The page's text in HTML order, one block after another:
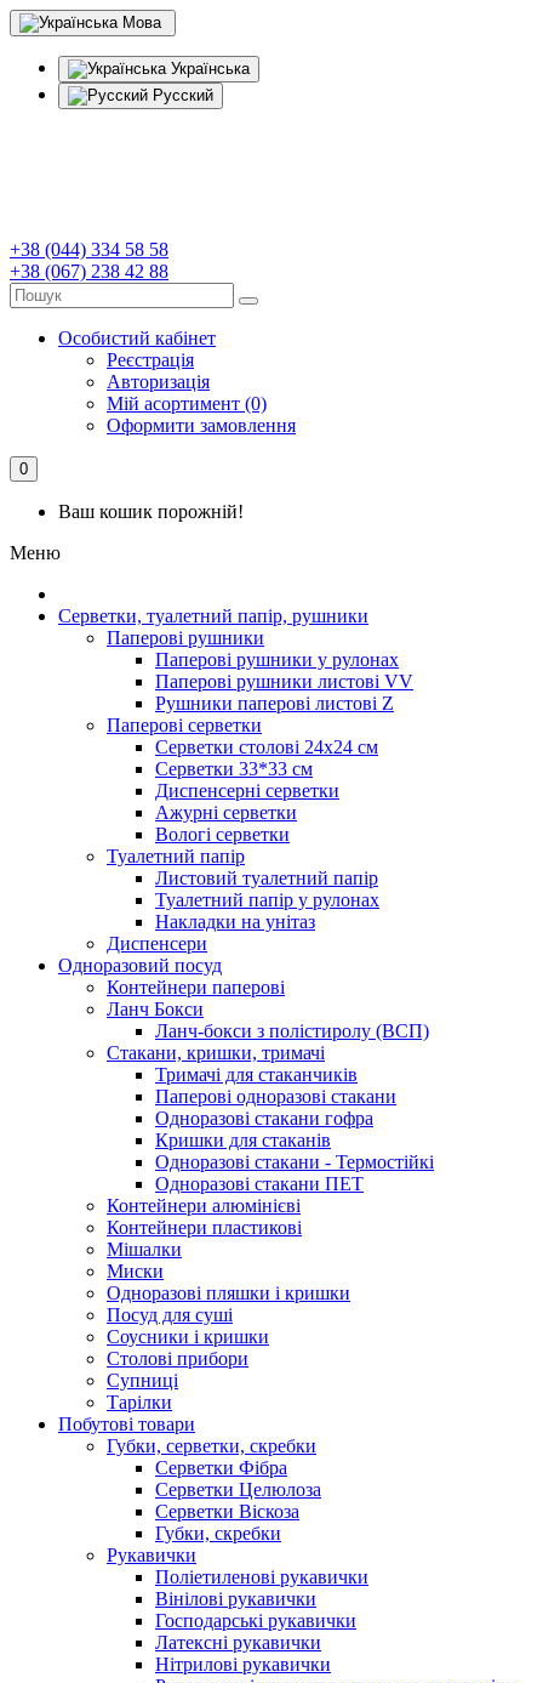
Мова
Українська
Русский
+38 (044) 334 58 58
+38 (067) 238 42 88
Особистий кабінет
Реєстрація
Авторизація
Мій асортимент (0)
Оформити замовлення
0
Ваш кошик порожній!
Меню
Серветки, туалетний папір, рушники
Паперові рушники
Паперові рушники у рулонах
Паперові рушники листові VV
Рушники паперові листові Z
Паперові серветки
Серветки столові 24х24 см
Серветки 33*33 см
Диспенсерні серветки
Ажурні серветки
Вологі серветки
Туалетний папір
Листовий туалетний папір
Туалетний папір у рулонах
Накладки на унітаз
Диспенсери
Одноразовий посуд
Контейнери паперові
Ланч Бокси
Ланч-бокси з полістиролу (ВСП)
Стакани, кришки, тримачі
Тримачі для стаканчиків
Паперові одноразові стакани
Одноразові стакани гофра
Кришки для стаканів
Одноразові стакани - Термостійкі
Одноразові стакани ПЕТ
Контейнери алюмінієві
Контейнери пластикові
Мішалки
Миски
Одноразові пляшки і кришки
Посуд для суші
Соусники і кришки
Столові прибори
Супниці
Тарілки
Побутові товари
Губки, серветки, скребки
Серветки Фібра
Серветки Целюлоза
Серветки Віскоза
Губки, скребки
Рукавички
Поліетиленові рукавички
Вінілові рукавички
Господарські рукавички
Латексні рукавички
Нітрилові рукавички